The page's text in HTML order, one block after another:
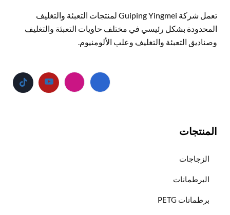
تعمل شركة Guiping Yingmei لمنتجات التعبئة والتغليف
المحدودة بشكل رئيسي في مختلف حاويات التعبئة والتغليف
وصناديق التعبئة والتغليف وعلب الألومنيوم.
المنتجات
الزجاجات
البرطمانات
برطمانات PETG